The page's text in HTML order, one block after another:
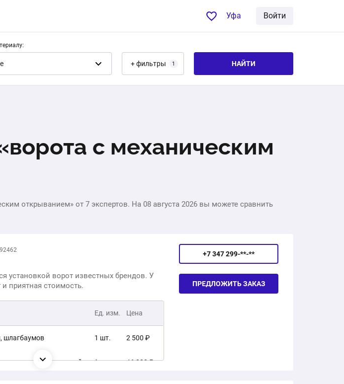
Уфа Войти
+ фильтры 1 НАЙТИ
с механическим
открыванием» от 7 экспертов. На 08 августа 2026 вы можете сравнить
установкой ворот известных брендов. У
приятная стоимость.
Ед. изм. Цена
шлагбаумов 1 шт. 2 500 ₽
порошковой покраской 1 шт. 46 000 ₽
+7 347 299-**-**
ПРЕДЛОЖИТЬ ЗАКАЗ